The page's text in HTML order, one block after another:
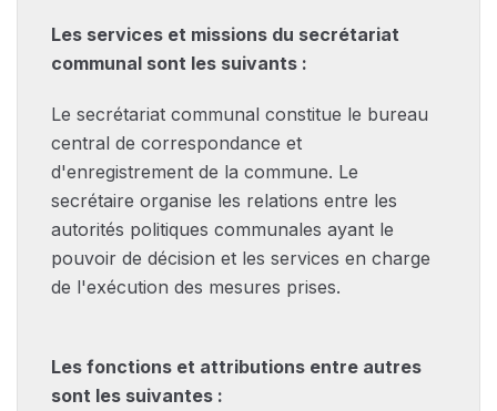
Les services et missions du secrétariat
communal sont les suivants :
Le secrétariat communal constitue le bureau
central de correspondance et
d'enregistrement de la commune. Le
secrétaire organise les relations entre les
autorités politiques communales ayant le
pouvoir de décision et les services en charge
de l'exécution des mesures prises.
Les fonctions et attributions entre autres
sont les suivantes :